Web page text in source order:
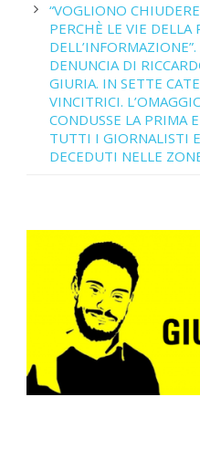
“VOGLIONO
PERCHÈ LE VIE DELLA
DENUNCIA DI
GIURIA. IN SETTE
VINCITRICI.
CONDUSSE LA PRIMA
TUTTI I GIORNALISTI
DECEDUTI NELLE